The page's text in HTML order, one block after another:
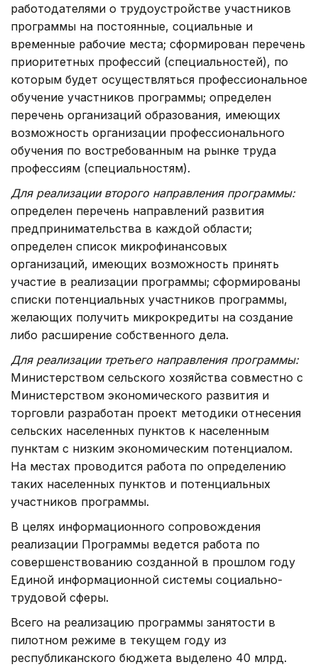
работодателями о трудоустройстве участников
программы на постоянные, социальные и
временные рабочие места; сформирован перечень
приоритетных профессий (специальностей), по
которым будет осуществляться профессиональное
обучение участников программы; определен
перечень организаций образования, имеющих
возможность организации профессионального
обучения по востребованным на рынке труда
профессиям (специальностям).
Для реализации второго направления программы:
определен перечень направлений развития
предпринимательства в каждой области;
определен список микрофинансовых
организаций, имеющих возможность принять
участие в реализации программы; сформированы
списки потенциальных участников программы,
желающих получить микрокредиты на создание
либо расширение собственного дела.
Для реализации третьего направления программы:
Министерством сельского хозяйства совместно с
Министерством экономического развития и
торговли разработан проект методики отнесения
сельских населенных пунктов к населенным
пунктам с низким экономическим потенциалом.
На местах проводится работа по определению
таких населенных пунктов и потенциальных
участников программы.
В целях информационного сопровождения
реализации Программы ведется работа по
совершенствованию созданной в прошлом году
Единой информационной системы социально-
трудовой сферы.
Всего на реализацию программы занятости в
пилотном режиме в текущем году из
республиканского бюджета выделено 40 млрд.